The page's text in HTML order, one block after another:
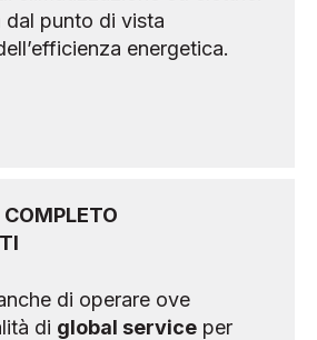
dal punto di vista
energetica.
di operare ove
di global service per